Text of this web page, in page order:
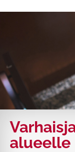
alueelle